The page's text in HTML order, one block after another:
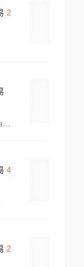
2
vehicle,pl 2,arts,home decor,cod,amusement ride,sea
4
2